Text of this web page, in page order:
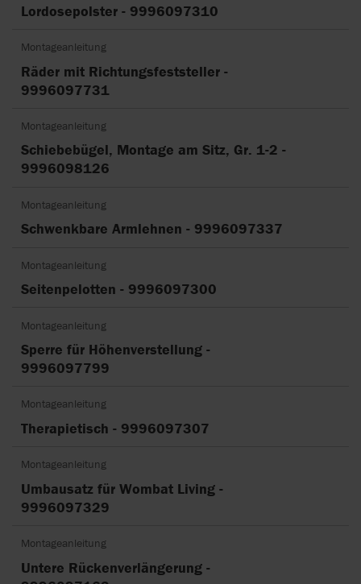
Lordosepolster - 9996097310
Montageanleitung
Räder mit Richtungsfeststeller -
9996097731
Montageanleitung
Schiebebügel, Montage am Sitz, Gr. 1-2 -
9996098126
Montageanleitung
Schwenkbare Armlehnen - 9996097337
Montageanleitung
Seitenpelotten - 9996097300
Montageanleitung
Sperre für Höhenverstellung -
9996097799
Montageanleitung
Therapietisch - 9996097307
Montageanleitung
Umbausatz für Wombat Living -
9996097329
Montageanleitung
Untere Rückenverlängerung -